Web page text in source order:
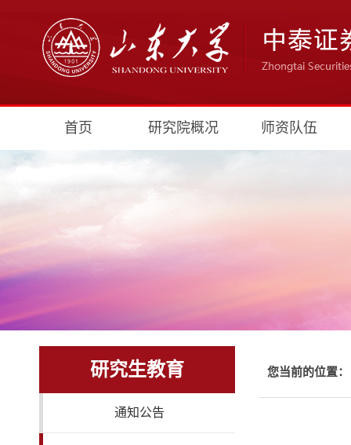
首页 研究院概况 师资队伍
研究生教育
通知公告
您当前的位置：